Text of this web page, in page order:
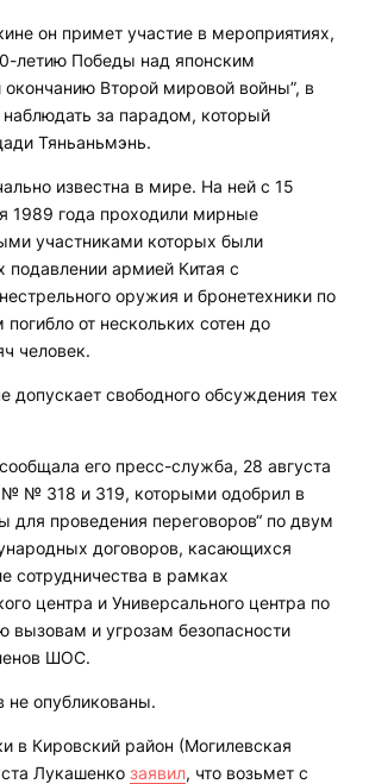
он примет участие в мероприятиях,
летию Победы над японским
Второй мировой войны”, в
за парадом, который
Тяньаньмэнь.
известна в мире. На ней с 15
1989 года проходили мирные
участниками которых были
подавлении армией Китая с
оружия и бронетехники по
от нескольких сотен до
человек.
допускает свободного обсуждения тех
его пресс-служба, 28 августа
№ № 318 и 319, которыми одобрил в
для проведения переговоров“ по двум
договоров, касающихся
сотрудничества в рамках
центра и Универсального центра по
вызовам и угрозам безопасности
ШОС.
не опубликованы.
в Кировский район (Могилевская
Лукашенко заявил, что возьмет с